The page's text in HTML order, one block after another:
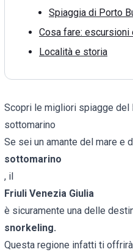
Spiaggia di Porto
Cosa fare: escursioni
Località e storia
Scopri le migliori spiagge del
sottomarino
Se sei un amante del mare e
sottomarino
, il
Friuli Venezia Giulia
è sicuramente una delle
snorkeling.
Questa regione infatti ti